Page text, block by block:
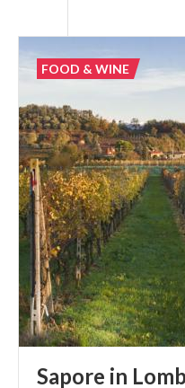
Sapore in
FOOD & WINE